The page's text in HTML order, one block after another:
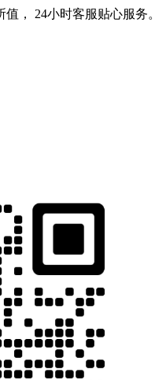
， 24小时客服贴心服务。